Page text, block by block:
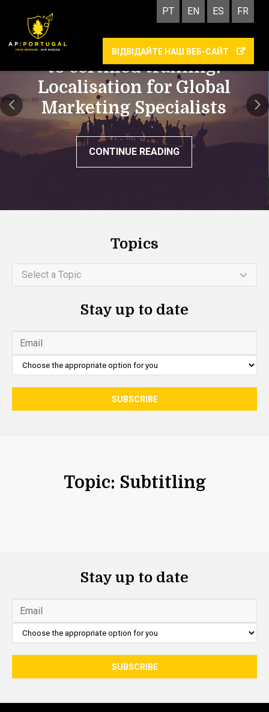
PT EN ES FR
ВІДВІДАЙТЕ НАШ ВЕБ-САЙТ
AP | PORTUGAL commits
to certified training:
Localisation for Global
Marketing Specialists
CONTINUE READING
Topics
Select a Topic
Stay up to date
Topic: Subtitling
Stay up to date